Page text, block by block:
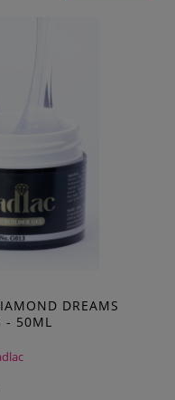
DREAMS
- 50ML